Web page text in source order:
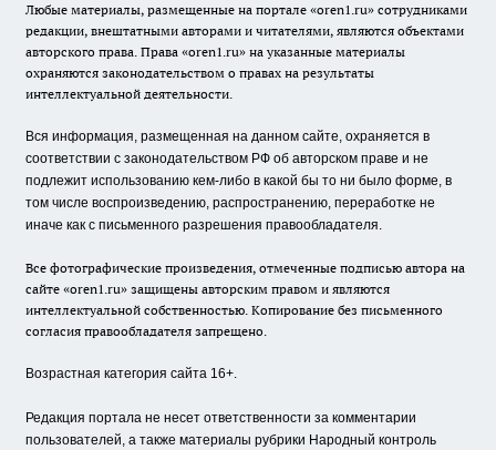
Любые материалы, размещенные на портале «oren1.ru» сотрудниками
редакции, внештатными авторами и читателями, являются объектами
авторского права. Права «oren1.ru» на указанные материалы
охраняются законодательством о правах на результаты
интеллектуальной деятельности.
Вся информация, размещенная на данном сайте, охраняется в
соответствии с законодательством РФ об авторском праве и не
подлежит использованию кем-либо в какой бы то ни было форме, в
том числе воспроизведению, распространению, переработке не
иначе как с письменного разрешения правообладателя.
Все фотографические произведения, отмеченные подписью автора на
сайте «oren1.ru» защищены авторским правом и являются
интеллектуальной собственностью. Копирование без письменного
согласия правообладателя запрещено.
Возрастная категория сайта 16+.
Редакция портала не несет ответственности за комментарии
пользователей, а также материалы рубрики Народный контроль